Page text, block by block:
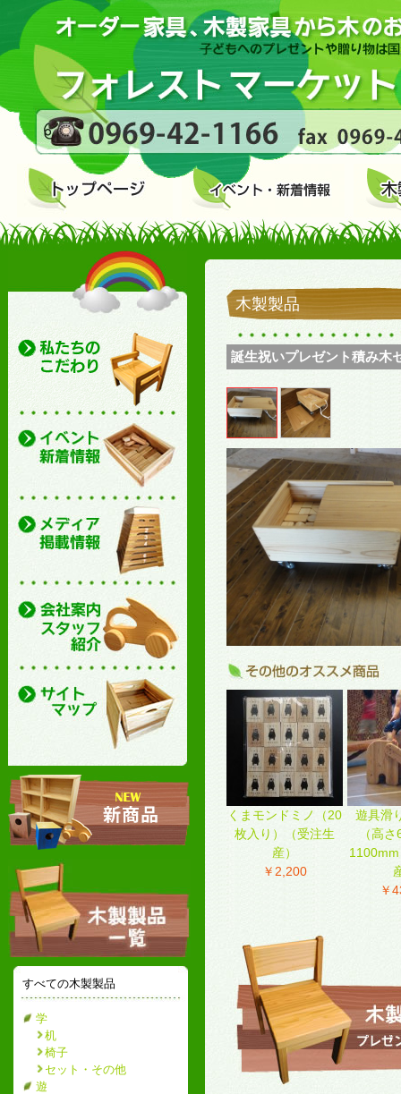
すべての木製製品
学
机
椅子
セット・その他
遊
木製製品
誕生祝いプレゼント積み木
くまモンドミノ（20
枚入り）（受注生
産）
￥2,200
遊具滑
（高
￥